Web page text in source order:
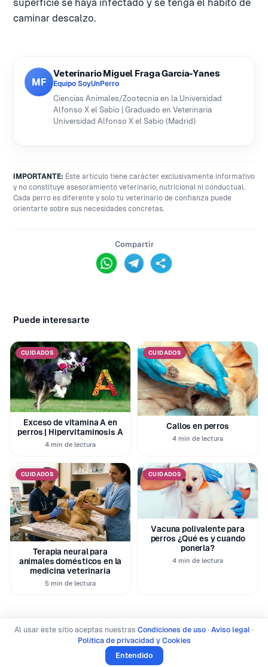
superficie se haya infectado y se tenga el hábito de
caminar descalzo.
MF
Veterinario Miguel Fraga García-Yanes
Equipo SoyUnPerro
Ciencias Animales/Zootecnia en la Universidad
Alfonso X el Sabio | Graduado en Veterinaria
Universidad Alfonso X el Sabio (Madrid)
IMPORTANTE: Este artículo tiene carácter exclusivamente informativo
y no constituye asesoramiento veterinario, nutricional ni conductual.
Cada perro es diferente y solo tu veterinario de confianza puede
orientarte sobre sus necesidades concretas.
Compartir
Puede interesarte
CUIDADOS
Exceso de vitamina A en
perros | Hipervitaminosis A
4 min de lectura
CUIDADOS
Callos en perros
4 min de lectura
CUIDADOS
Terapia neural para
animales domésticos en la
medicina veterinaria
5 min de lectura
CUIDADOS
Vacuna polivalente para
perros ¿Qué es y cuando
ponerla?
4 min de lectura
| |
Política de privacidad y Cookies
© 2026 SoyUnPerro · Todos los derechos reservados
Al usar este sitio aceptas nuestras Condiciones de uso · Aviso legal ·
Política de privacidad y Cookies
Entendido